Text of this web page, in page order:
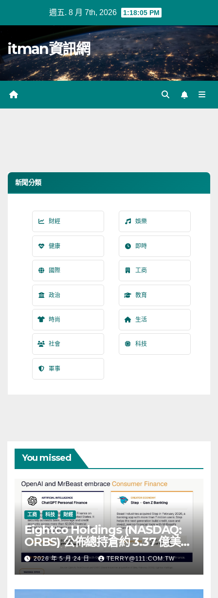
週五. 8 月 7th, 2026 1:18:05 PM
itman資訊網
新聞分類
財經 娛樂
健康 即時
國際 工商
政治 教育
時尚 生活
社會 科技
軍事
You missed
工商 科技 財經
Eightco Holdings (NASDAQ:
ORBS) 公佈總持倉約 3.37 億美
元，涵蓋 OpenAI、Beast
Industries、超過 11,000 枚以太
幣 (ETH) 及逾 2.83 億枚 WLD 代
幣
2026 年 5 月 24 日 TERRY@111.COM.TW